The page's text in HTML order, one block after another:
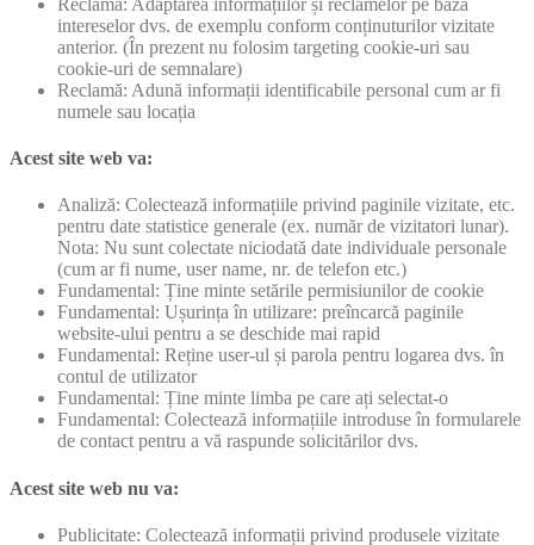
intereselor dvs. de exemplu conform conținuturilor vizitate
anterior. (În prezent nu folosim targeting cookie-uri sau
cookie-uri de semnalare)
Reclamă: Adună informații identificabile personal cum ar fi
numele sau locația
Acest site web va:
Analiză: Colectează informațiile privind paginile vizitate, etc.
pentru date statistice generale (ex. număr de vizitatori lunar).
Nota: Nu sunt colectate niciodată date individuale personale
(cum ar fi nume, user name, nr. de telefon etc.)
Fundamental: Ține minte setările permisiunilor de cookie
Fundamental: Ușurința în utilizare: preîncarcă paginile
website-ului pentru a se deschide mai rapid
Fundamental: Reține user-ul și parola pentru logarea dvs. în
contul de utilizator
Fundamental: Ține minte limba pe care ați selectat-o
Fundamental: Colectează informațiile introduse în formularele
de contact pentru a vă raspunde solicitărilor dvs.
Acest site web nu va:
Publicitate: Colectează informații privind produsele vizitate